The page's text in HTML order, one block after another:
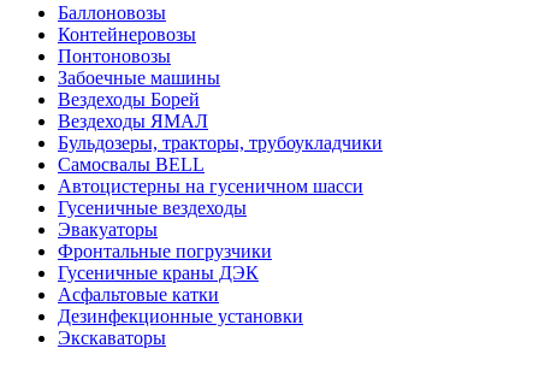
Баллоновозы
Контейнеровозы
Понтоновозы
Забоечные машины
Вездеходы Борей
Вездеходы ЯМАЛ
Бульдозеры, тракторы, трубоукладчики
Самосвалы BELL
Автоцистерны на гусеничном шасси
Гусеничные вездеходы
Эвакуаторы
Фронтальные погрузчики
Гусеничные краны ДЭК
Асфальтовые катки
Дезинфекционные установки
Экскаваторы